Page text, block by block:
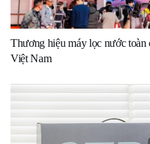
Thương hiệu máy lọc nước
Việt Nam